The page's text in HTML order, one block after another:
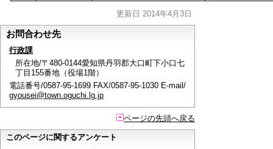
更新日 2014年4月3日
お問合わせ先
行政課
所在地/〒480-0144愛知県丹羽郡大口町下小口七
丁目155番地（役場1階）
電話番号/0587-95-1699 FAX/0587-95-1030 E-mail/
gyousei@town.oguchi.lg.jp
ページの先頭へ戻る
このページに関するアンケート